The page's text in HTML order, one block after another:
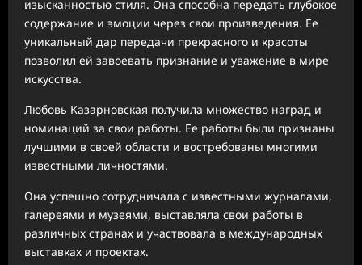
изысканностью стиля. Она способна передать глубокое
содержание и эмоции через свои произведения. Ее
уникальный дар передачи прекрасного и красоты
позволил ей завоевать признание и уважение в мире
искусства.
Любовь Казарновская получила множество наград и
номинаций за свои работы. Ее работы были признаны
лучшими в своей области и востребованы многими
известными личностями.
Она успешно сотрудничала с известными журналами,
галереями и музеями, выставляла свои работы в
различных странах и участвовала в международных
выставках и проектах.